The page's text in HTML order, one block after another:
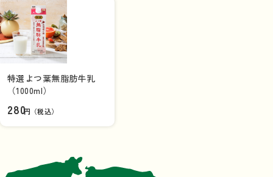
特選よつ葉無脂肪牛乳
（1000ml）
280円（税込）